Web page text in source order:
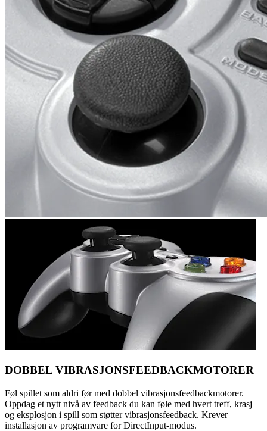
DOBBEL VIBRASJONSFEEDBACKMOTORER
Føl spillet som aldri før med dobbel vibrasjonsfeedbackmotorer.
Oppdag et nytt nivå av feedback du kan føle med hvert treff, krasj
og eksplosjon i spill som støtter vibrasjonsfeedback. Krever
installasjon av programvare for DirectInput-modus.